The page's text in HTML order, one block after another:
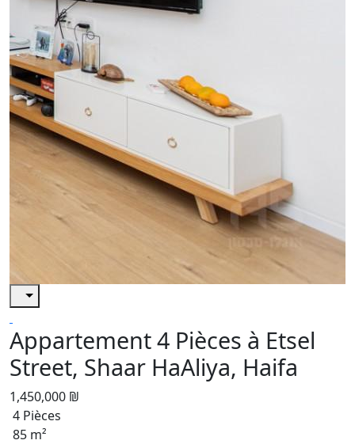
Appartement 4 Pièces à Etsel
Street, Shaar HaAliya, Haifa
1,450,000 ₪
4 Pièces
85 m²